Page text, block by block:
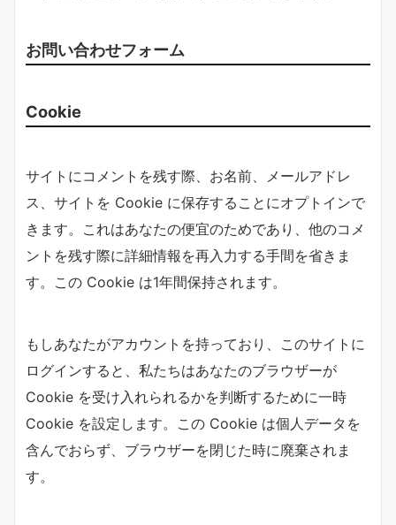
お問い合わせフォーム
Cookie
サイトにコメントを残す際、お名前、メールアドレ
ス、サイトを Cookie に保存することにオプトインで
きます。これはあなたの便宜のためであり、他のコメ
ントを残す際に詳細情報を再入力する手間を省きま
す。この Cookie は1年間保持されます。
もしあなたがアカウントを持っており、このサイトに
ログインすると、私たちはあなたのブラウザーが
Cookie を受け入れられるかを判断するために一時
Cookie を設定します。この Cookie は個人データを
含んでおらず、ブラウザーを閉じた時に廃棄されま
す。